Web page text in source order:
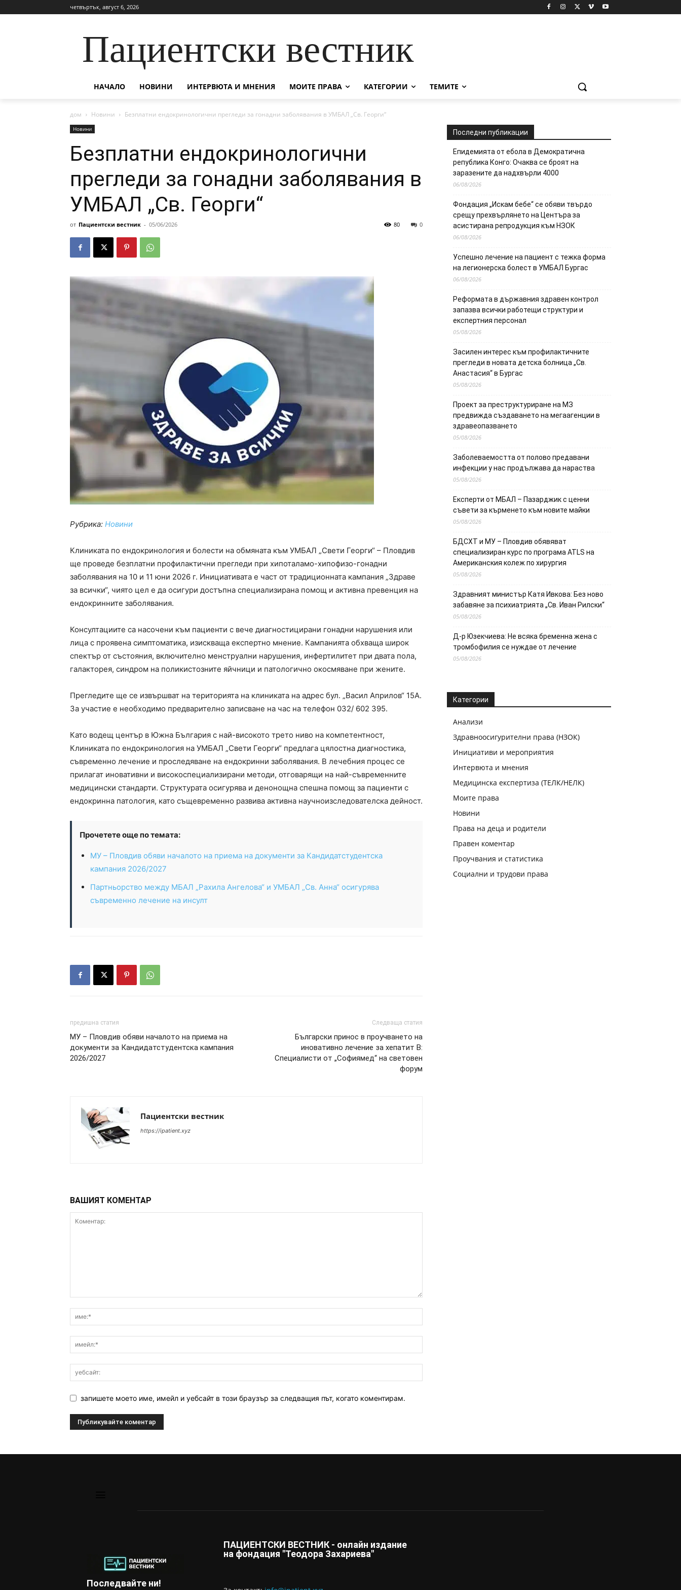
четвъртък, август 6, 2026
Пациентски вестник
НАЧАЛО НОВИНИ ИНТЕРВЮТА И МНЕНИЯ МОИТЕ ПРАВА КАТЕГОРИИ ТЕМИТЕ
дом Новини Безплатни ендокринологични прегледи за гонадни заболявания в УМБАЛ „Св. Георги“
Новини
Безплатни ендокринологични
прегледи за гонадни заболявания в
УМБАЛ „Св. Георги“
от Пациентски вестник - 05/06/2026 0
80
Рубрика: Новини
Клиниката по ендокринология и болести на обмяната към УМБАЛ „Свети Георги“ – Пловдив
ще проведе безплатни профилактични прегледи при хипоталамо-хипофизо-гонадни
заболявания на 10 и 11 юни 2026 г. Инициативата е част от традиционната кампания „Здраве
за всички“, чиято цел е да осигури достъпна специализирана помощ и активна превенция на
ендокринните заболявания.
Консултациите са насочени към пациенти с вече диагностицирани гонадни нарушения или
лица с проявена симптоматика, изискваща експертно мнение. Кампанията обхваща широк
спектър от състояния, включително менструални нарушения, инфертилитет при двата пола,
галакторея, синдром на поликистозните яйчници и патологично окосмяване при жените.
Прегледите ще се извършват на територията на клиниката на адрес бул. „Васил Априлов“ 15А.
За участие е необходимо предварително записване на час на телефон 032/ 602 395.
Като водещ център в Южна България с най-високото трето ниво на компетентност,
Клиниката по ендокринология на УМБАЛ „Свети Георги“ предлага цялостна диагностика,
съвременно лечение и проследяване на ендокринни заболявания. В лечебния процес се
прилагат иновативни и високоспециализирани методи, отговарящи на най-съвременните
медицински стандарти. Структурата осигурява и денонощна спешна помощ за пациенти с
ендокринна патология, като същевременно развива активна научноизследователска дейност.
Прочетете още по темата:
МУ – Пловдив обяви началото на приема на документи за Кандидатстудентска
кампания 2026/2027
Партньорство между МБАЛ „Рахила Ангелова“ и УМБАЛ „Св. Анна“ осигурява
съвременно лечение на инсулт
предишна статия
МУ – Пловдив обяви началото на приема на
документи за Кандидатстудентска кампания
2026/2027
Следваща статия
Български принос в проучването на
иновативно лечение за хепатит В:
Специалисти от „Софиямед“ на световен
форум
Пациентски вестник
https://ipatient.xyz
ВАШИЯТ КОМЕНТАР
запишете моето име, имейл и уебсайт в този браузър за следващия път, когато коментирам.
Последни публикации
Епидемията от ебола в Демократична
република Конго: Очаква се броят на
заразените да надхвърли 4000
06/08/2026
Фондация „Искам бебе“ се обяви твърдо
срещу прехвърлянето на Центъра за
асистирана репродукция към НЗОК
06/08/2026
Успешно лечение на пациент с тежка форма
на легионерска болест в УМБАЛ Бургас
06/08/2026
Реформата в държавния здравен контрол
запазва всички работещи структури и
експертния персонал
05/08/2026
Засилен интерес към профилактичните
прегледи в новата детска болница „Св.
Анастасия“ в Бургас
05/08/2026
Проект за преструктуриране на МЗ
предвижда създаването на мегаагенции в
здравеопазването
05/08/2026
Заболеваемостта от полово предавани
инфекции у нас продължава да нараства
05/08/2026
Експерти от МБАЛ – Пазарджик с ценни
съвети за кърменето към новите майки
05/08/2026
БДСХТ и МУ – Пловдив обявяват
специализиран курс по програма ATLS на
Американския колеж по хирургия
05/08/2026
Здравният министър Катя Ивкова: Без ново
забавяне за психиатрията „Св. Иван Рилски“
05/08/2026
Д-р Юзекчиева: Не всяка бременна жена с
тромбофилия се нуждае от лечение
05/08/2026
Категории
Анализи
Здравноосигурителни права (НЗОК)
Инициативи и мероприятия
Интервюта и мнения
Медицинска експертиза (ТЕЛК/НЕЛК)
Моите права
Новини
Права на деца и родители
Правен коментар
Проучвания и статистика
Социални и трудови права
Последвайте ни!
ПАЦИЕНТСКИ ВЕСТНИК - онлайн издание
на фондация "Теодора Захариева"